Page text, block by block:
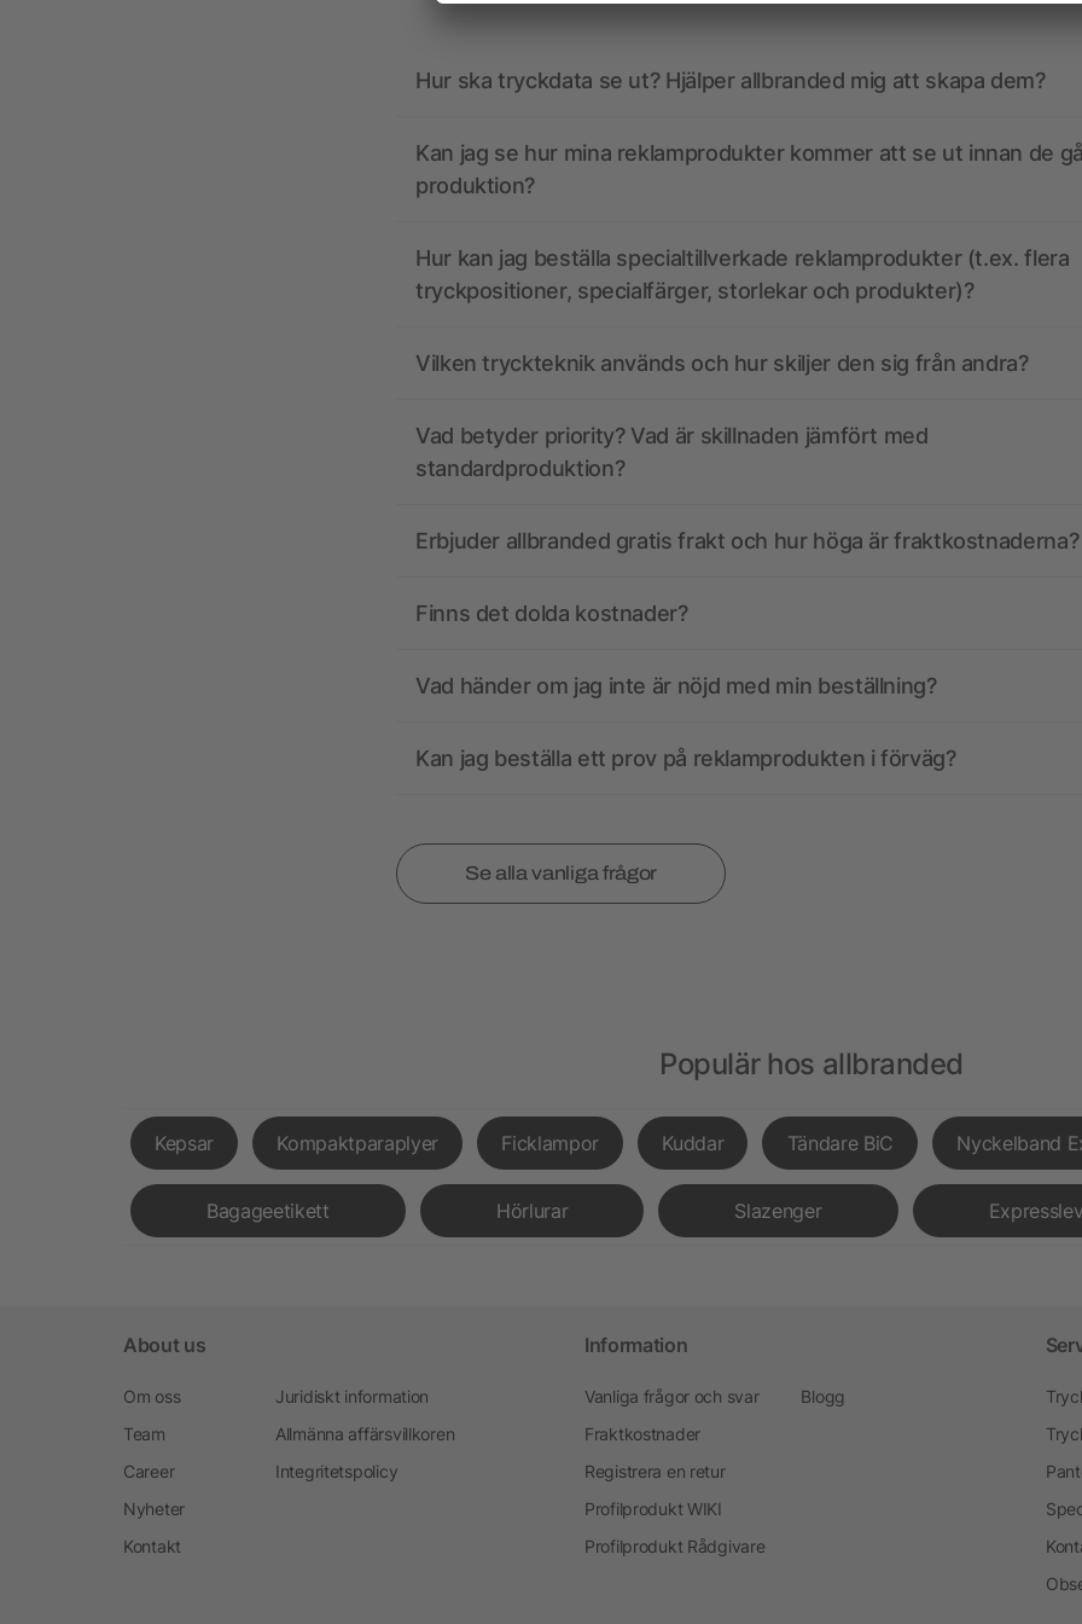
Hur ska tryckdata se ut? Hjälper allbranded mig att skapa dem?
Kan jag se hur mina reklamprodukter kommer att se ut innan de
produktion?
Hur kan jag beställa specialtillverkade reklamprodukter (t.ex. flera
tryckpositioner, specialfärger, storlekar och produkter)?
Vilken tryckteknik används och hur skiljer den sig från andra?
Vad betyder priority? Vad är skillnaden jämfört med
standardproduktion?
Erbjuder allbranded gratis frakt och hur höga är fraktkostnaderna?
Finns det dolda kostnader?
Vad händer om jag inte är nöjd med min beställning?
Kan jag beställa ett prov på reklamprodukten i förväg?
Se alla vanliga frågor
Populär hos allbranded
Kepsar Kompaktparaplyer Ficklampor Kuddar Tändare BiC Nyckelband
Bagageetikett Hörlurar Slazenger
About us
Om oss
Team
Career
Nyheter
Kontakt
Juridiskt information
Allmänna affärsvillkoren
Integritetspolicy
Information
Vanliga frågor och svar
Fraktkostnader
Registrera en retur
Profilprodukt WIKI
Profilprodukt Rådgivare
Blogg